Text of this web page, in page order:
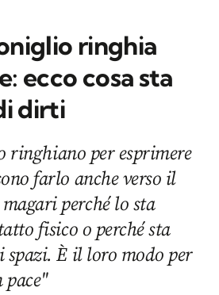
ringhia
ecco cosa sta
dirti
per esprimere
farlo anche verso il
perché lo sta
fisico o perché sta
spazi. È il loro modo per